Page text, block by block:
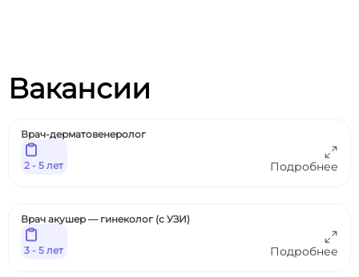
Вакансии
Врач-дерматовенеролог
Подробнее
2 - 5 лет
Врач акушер — гинеколог (с УЗИ)
Подробнее
3 - 5 лет